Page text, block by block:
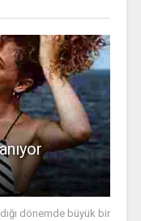
dönemde büyük bir